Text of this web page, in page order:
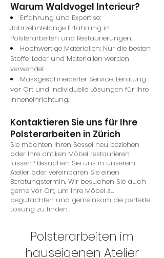
Warum Waldvogel Interieur?
Erfahrung und Expertise:
Jahrzehntelange Erfahrung in
Polsterarbeiten und Restaurierungen.
Hochwertige Materialien: Nur die besten
Stoffe, Leder und Materialien werden
verwendet.
Massgeschneiderter Service: Beratung
vor Ort und individuelle Lösungen für Ihre
Inneneinrichtung.
Kontaktieren Sie uns für Ihre
Polsterarbeiten in Zürich
Sie möchten Ihren Sessel neu beziehen
oder Ihre antiken Möbel restaurieren
lassen? Besuchen Sie uns in unserem
Atelier oder vereinbaren Sie einen
Beratungstermin. Wir besuchen Sie auch
gerne vor Ort, um Ihre Möbel zu
begutachten und gemeinsam die perfekte
Lösung zu finden.
Polsterarbeiten im
hauseigenen Atelier